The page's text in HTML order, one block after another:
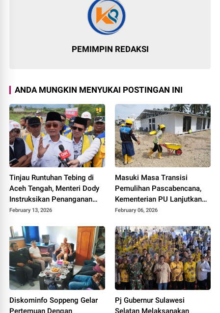
PEMIMPIN REDAKSI
ANDA MUNGKIN MENYUKAI POSTINGAN INI
Tinjau Runtuhan Tebing di
Aceh Tengah, Menteri Dody
Instruksikan Penanganan
Komprehensif Sesuai Arahan
February 13, 2026
Masuki Masa Transisi
Pemulihan Pascabencana,
Kementerian PU Lanjutkan
Program Rehabilitasi
Provinsi Aceh
February 06, 2026
Diskominfo Soppeng Gelar
Pertemuan Dengan
Pj Gubernur Sulawesi
Selatan Melaksanakan